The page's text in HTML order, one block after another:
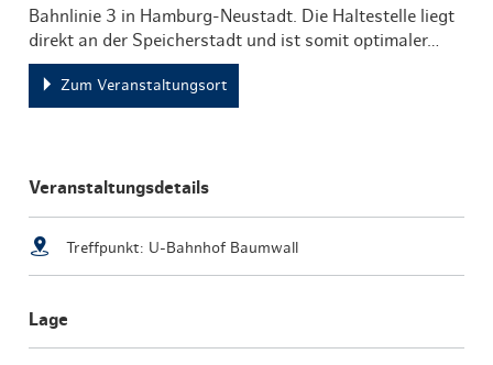
Bahnlinie 3 in Hamburg-Neustadt. Die Haltestelle liegt
direkt an der Speicherstadt und ist somit optimaler…
Zum Veranstaltungsort
Veranstaltungsdetails
Treffpunkt: U-Bahnhof Baumwall
Lage